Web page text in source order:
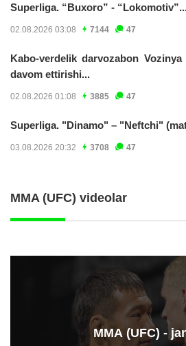
Superliga. “Buxoro” -
02.08.2026 03:08 7144 47
Kabo-verdelik darvozabon
davom ettirishi...
02.08.2026 01:08 3885 47
Superliga. "Dinamo" – "Neftchi"
03.08.2026 20:32 3708 47
MMA (UFC) videolar
ММА (UFC) -